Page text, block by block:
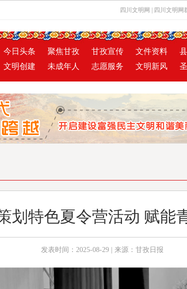
四川文明网 四川文明网
今日头条 聚焦甘孜 甘孜宣传 文件资料
文明创建
未成年人 志愿服务 文明新风
划特色夏令营活动 赋能
发表时间：2025-08-29 | 来源：甘孜日报